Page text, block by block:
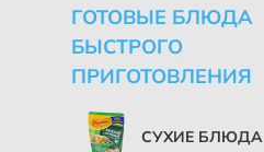
ГОТОВЫЕ БЛЮДА
БЫСТРОГО
ПРИГОТОВЛЕНИЯ
СУХИЕ БЛЮДА